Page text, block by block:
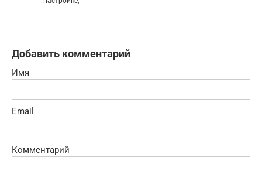
Добавить комментарий
Имя
Email
Комментарий